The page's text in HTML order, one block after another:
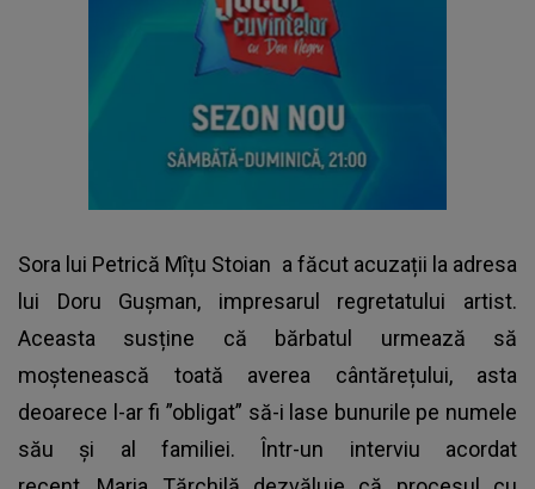
Sora lui Petrică Mîțu Stoian a făcut acuzații la adresa
lui Doru Gușman, impresarul regretatului artist.
Aceasta susține că bărbatul urmează să
moștenească toată averea cântărețului, asta
deoarece l-ar fi ”obligat” să-i lase bunurile pe numele
său și al familiei. Într-un interviu acordat